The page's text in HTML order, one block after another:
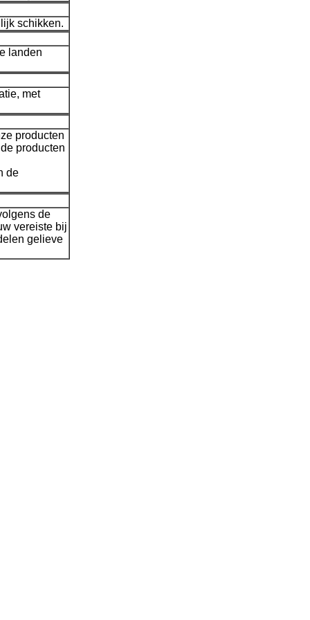
schikken.
landen
met
producten
producten
de
de
vereiste bij
gelieve